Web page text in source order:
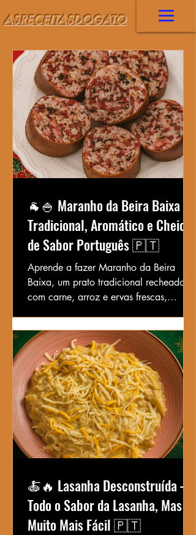
ASRECEITASDOGATO
🐐🍚 Maranho da Beira Baixa –
Tradicional, Aromático e Cheio
de Sabor Português 🇵🇹
Aprende a fazer Maranho da Beira
Baixa, um prato tradicional recheado
com carne, arroz e ervas frescas,
🍝🔥 Lasanha Desconstruída –
Todo o Sabor da Lasanha, Mas
Muito Mais Fácil 🇵🇹